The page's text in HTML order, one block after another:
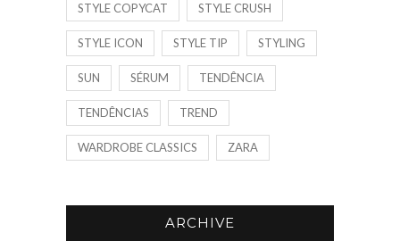
STYLE COPYCAT STYLE CRUSH
STYLE ICON STYLE TIP STYLING
SUN SÉRUM TENDÊNCIA
TENDÊNCIAS TREND
WARDROBE CLASSICS ZARA
ARCHIVE